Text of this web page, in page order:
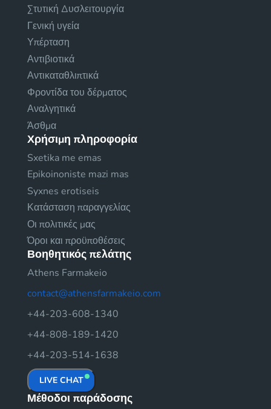
Στυτική Δυσλειτουργία
Γενική υγεία
Υπέρταση
Αντιβιοτικά
Αντικαταθλιπτικά
Φροντίδα του δέρματος
Αναλγητικά
Άσθμα
Χρήσιμη πληροφορία
Sxetika me emas
Epikoinoniste mazi mas
Syxnes erotiseis
Κατάσταση παραγγελίας
Οι πολιτικές μας
Όροι και προϋποθέσεις
Βοηθητικός πελάτης
Athens Farmakeio
contact@athensfarmakeio.com
+44-203-608-1340
+44-808-189-1420
+44-203-514-1638
LIVE CHAT
Μέθοδοι παράδοσης